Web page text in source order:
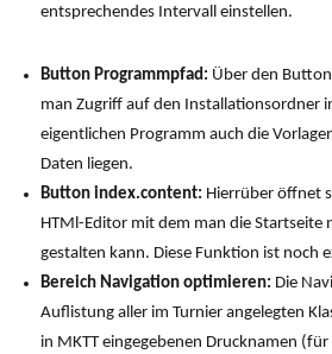
entsprechendes Intervall einstellen.
Button Programmpfad: Über den
man Zugriff auf den Installationsordner
eigentlichen Programm auch die
Daten liegen.
Button index.content: Hierrüber öffnet
HTMl-Editor mit dem man die Startseite
gestalten kann. Diese Funktion ist noch
Bereich Navigation optimieren: Die
Auflistung aller im Turnier angelegten
in MKTT eingegebenen Drucknamen